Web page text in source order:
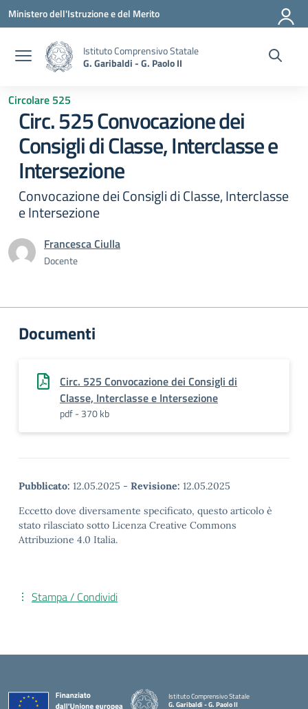
Vai ai contenuti
Vai al menu di navigazione
Vai al footer
Ministero dell'Istruzione e del Merito
Istituto Comprensivo Statale
G. Garibaldi - G. Paolo II
Circolare 525
Circ. 525 Convocazione dei
Consigli di Classe, Interclasse e
Intersezione
Convocazione dei Consigli di Classe, Interclasse
e Intersezione
Francesca Ciulla
Docente
Documenti
Circ. 525 Convocazione dei Consigli di
Classe, Interclasse e Intersezione
pdf - 370 kb
Pubblicato: 12.05.2025 - Revisione: 12.05.2025
Eccetto dove diversamente specificato, questo articolo è
stato rilasciato sotto Licenza Creative Commons
Attribuzione 4.0 Italia.
Stampa / Condividi
Istituto Comprensivo Statale
G. Garibaldi - G. Paolo II